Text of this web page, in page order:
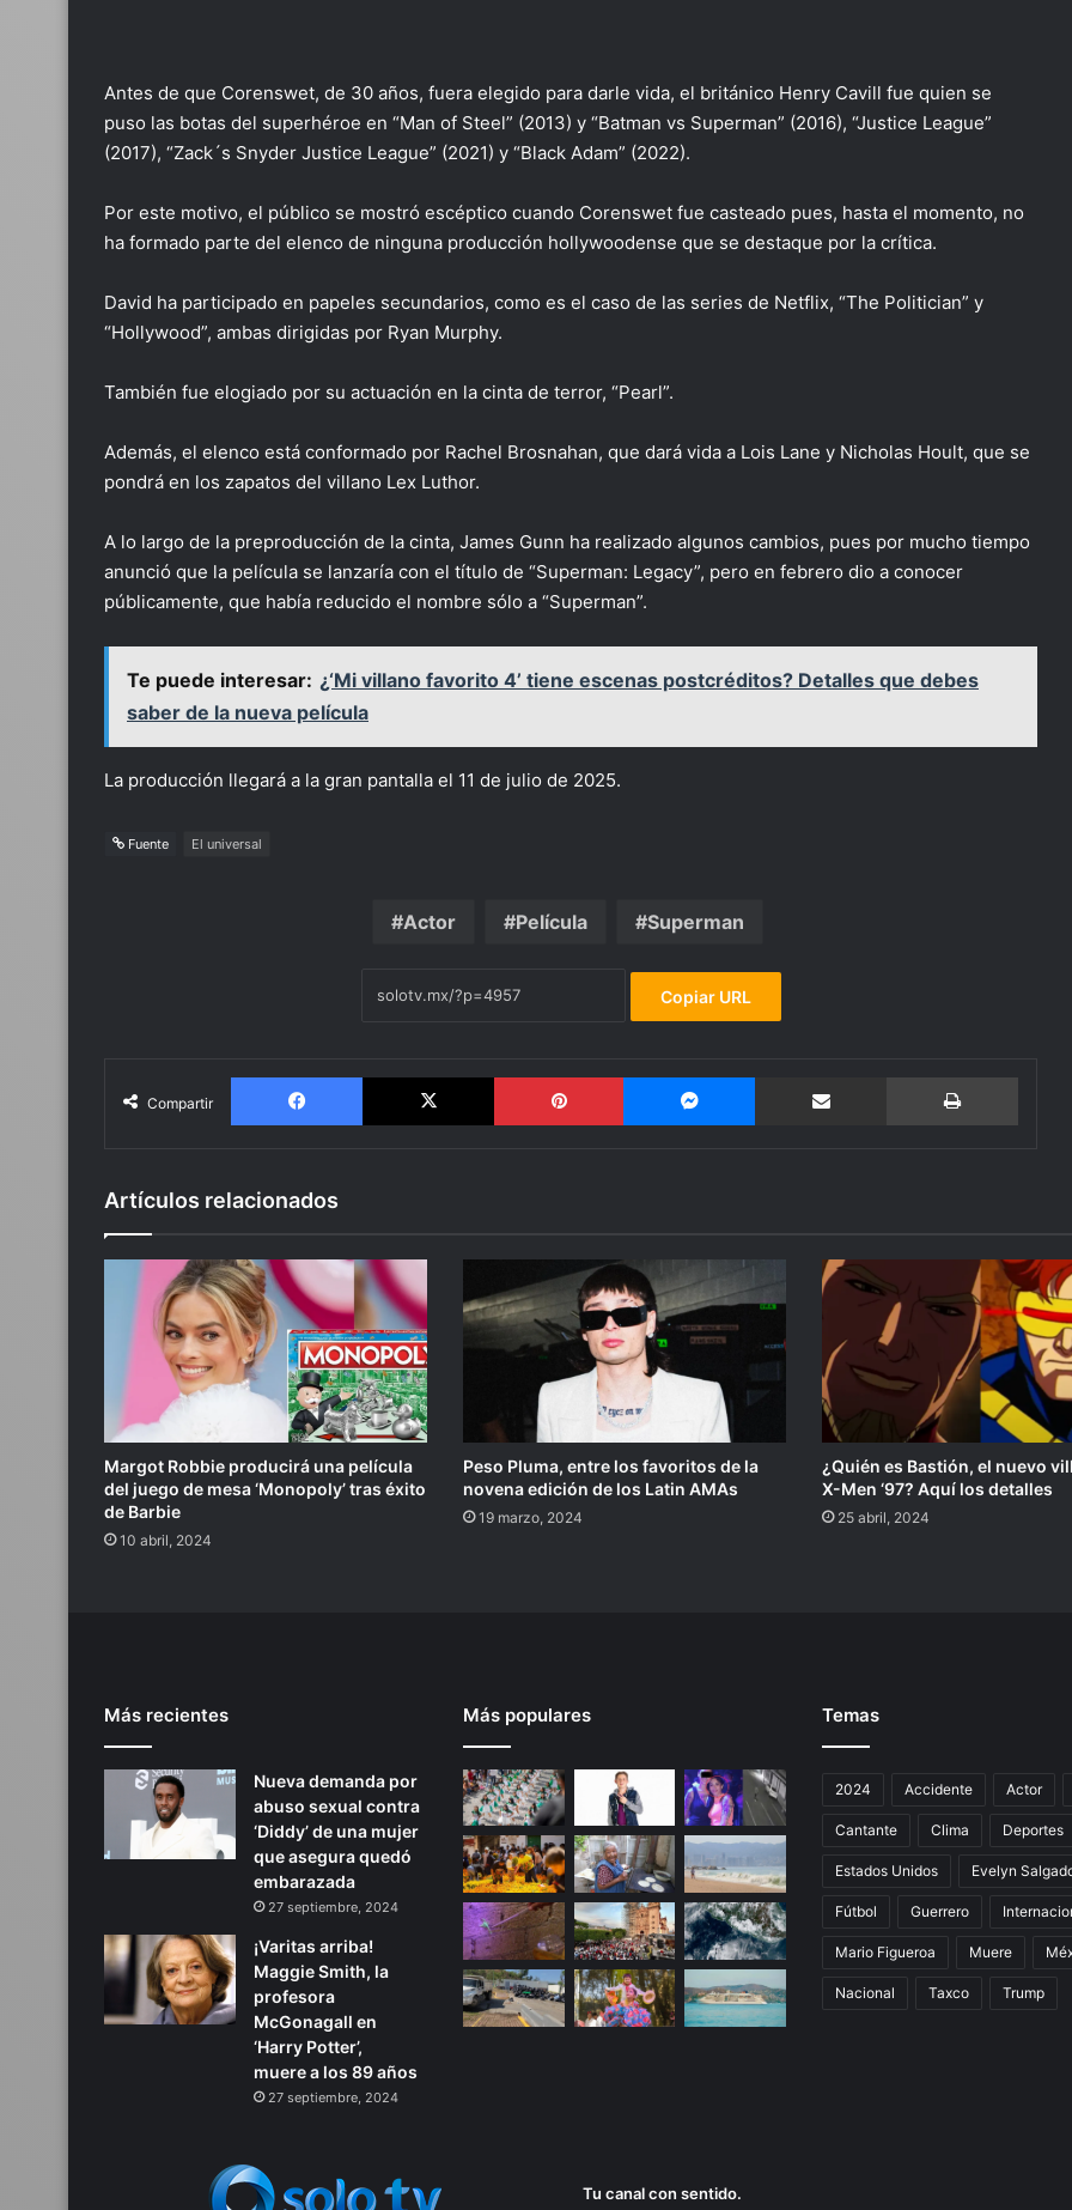
Antes de que Corenswet, de 30 años, fuera elegido para darle vida, el británico Henry Cavill fue quien se
puso las botas del superhéroe en “Man of Steel” (2013) y “Batman vs Superman” (2016), “Justice League”
(2017), “Zack´s Snyder Justice League” (2021) y “Black Adam” (2022).
Por este motivo, el público se mostró escéptico cuando Corenswet fue casteado pues, hasta el momento, no
ha formado parte del elenco de ninguna producción hollywoodense que se destaque por la crítica.
David ha participado en papeles secundarios, como es el caso de las series de Netflix, “The Politician” y
“Hollywood”, ambas dirigidas por Ryan Murphy.
También fue elogiado por su actuación en la cinta de terror, “Pearl”.
Además, el elenco está conformado por Rachel Brosnahan, que dará vida a Lois Lane y Nicholas Hoult, que se
pondrá en los zapatos del villano Lex Luthor.
A lo largo de la preproducción de la cinta, James Gunn ha realizado algunos cambios, pues por mucho tiempo
anunció que la película se lanzaría con el título de “Superman: Legacy”, pero en febrero dio a conocer
públicamente, que había reducido el nombre sólo a “Superman”.
Te puede interesar: ¿‘Mi villano favorito 4’ tiene escenas postcréditos? Detalles que debes
saber de la nueva película
La producción llegará a la gran pantalla el 11 de julio de 2025.
Fuente El universal
Actor Película Superman
Copiar URL
Compartir
Facebook X Pinterest Messenger Compartir por email
Artículos relacionados
Margot Robbie producirá una película
del juego de mesa ‘Monopoly’ tras éxito
de Barbie
10 abril, 2024
Peso Pluma, entre los favoritos de la
novena edición de los Latin AMAs
19 marzo, 2024
¿Quién es Bastión, el nuevo
X-Men ‘97? Aquí los detalles
25 abril, 2024
Más recientes
Nueva demanda por
abuso sexual contra
‘Diddy’ de una mujer
que asegura quedó
embarazada
27 septiembre, 2024
¡Varitas arriba!
Maggie Smith, la
profesora
McGonagall en
‘Harry Potter’,
muere a los 89 años
27 septiembre, 2024
Más populares Temas
2024 Accidente Actor
Cantante Clima Deportes
Estados Unidos Evelyn
Fútbol Guerrero
Mario Figueroa Muere
Nacional Taxco Trump
Tu canal con sentido.